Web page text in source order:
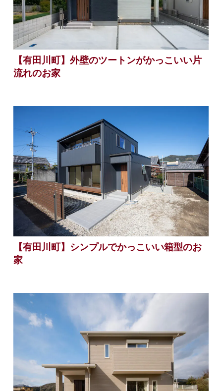
【有田川町】外壁のツートンがかっこいい片
流れのお家
【有田川町】シンプルでかっこいい箱型のお
家